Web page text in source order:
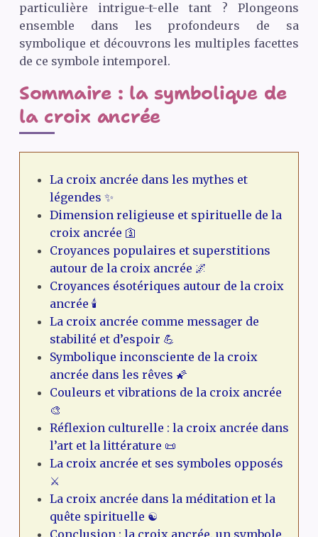
particulière intrigue-t-elle tant ? Plongeons
ensemble dans les profondeurs de sa
symbolique et découvrons les multiples facettes
de ce symbole intemporel.
Sommaire : la symbolique de
la croix ancrée
La croix ancrée dans les mythes et
légendes ✨
Dimension religieuse et spirituelle de la
croix ancrée 🛐
Croyances populaires et superstitions
autour de la croix ancrée 🌌
Croyances ésotériques autour de la croix
ancrée 🕯️
La croix ancrée comme messager de
stabilité et d’espoir 💪
Symbolique inconsciente de la croix
ancrée dans les rêves 🌠
Couleurs et vibrations de la croix ancrée
🎨
Réflexion culturelle : la croix ancrée dans
l’art et la littérature 📜
La croix ancrée et ses symboles opposés
⚔️
La croix ancrée dans la méditation et la
quête spirituelle ☯️